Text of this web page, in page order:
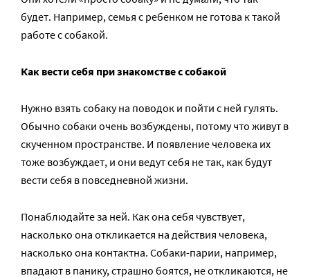
будет. Например, семья с ребенком не готова к такой
работе с собакой.
Как вести себя при знакомстве с собакой
Нужно взять собаку на поводок и пойти с ней гулять.
Обычно собаки очень возбуждены, потому что живут в
скученном пространстве. И появление человека их
тоже возбуждает, и они ведут себя не так, как будут
вести себя в повседневной жизни.
Понаблюдайте за ней. Как она себя чувствует,
насколько она откликается на действия человека,
насколько она контактна. Собаки-парии, например,
впадают в панику, страшно боятся, не откликаются, не